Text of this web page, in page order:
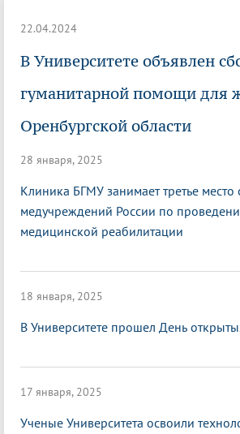
22.04.2024
В Университете объявлен
гуманитарной помощи для
Оренбургской области
28 января, 2025
Клиника БГМУ занимает третье место
медучреждений России по
медицинской реабилитации
18 января, 2025
В Университете прошел День
17 января, 2025
Ученые Университета освоили